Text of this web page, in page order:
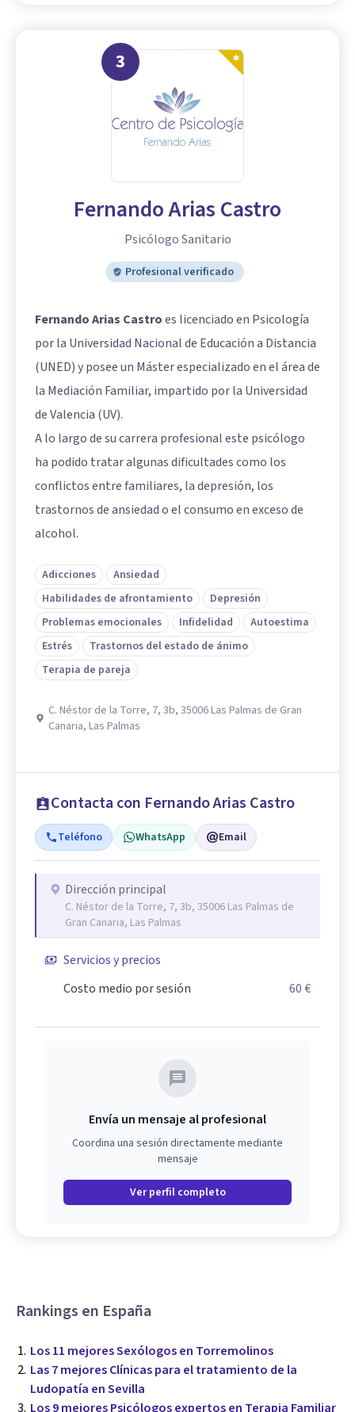
3
Fernando Arias Castro
Psicólogo Sanitario
Profesional verificado
Fernando Arias Castroes licenciado en Psicología
por la Universidad Nacional de Educación a Distancia
(UNED) y posee un Máster especializado en el área de
la Mediación Familiar, impartido por la Universidad
de Valencia (UV).
A lo largo de su carrera profesional este psicólogo
ha podido tratar algunas dificultades como los
conflictos entre familiares, la depresión, los
trastornos de ansiedad o el consumo en exceso de
alcohol.
Adicciones
Ansiedad
Habilidades de afrontamiento
Depresión
Problemas emocionales
Infidelidad
Autoestima
Estrés
Trastornos del estado de ánimo
Terapia de pareja
C. Néstor de la Torre, 7, 3b, 35006 Las Palmas de Gran
Canaria, Las Palmas
Contacta con Fernando Arias Castro
Teléfono WhatsApp Email
Dirección principal
C. Néstor de la Torre, 7, 3b, 35006 Las Palmas de
Gran Canaria, Las Palmas
Servicios y precios
Costo medio por sesión
60 €
Envía un mensaje al profesional
Coordina una sesión directamente mediante
mensaje
Ver perfil completo
Rankings en España
Los 11 mejores Sexólogos en Torremolinos
Las 7 mejores Clínicas para el tratamiento de la
Ludopatía en Sevilla
Los 9 mejores Psicólogos expertos en Terapia Familiar